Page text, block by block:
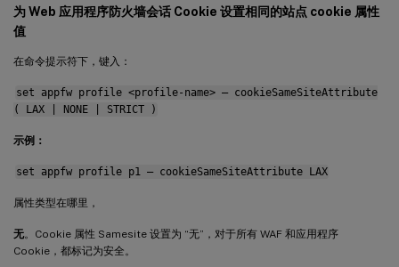
为 Web 应用程序防火墙会话 Cookie 设置相同的站点 cookie 属性
值
在命令提示符下，键入：
set appfw profile <profile-name> – cookieSameSiteAttribute
( LAX | NONE | STRICT )
示例：
set appfw profile p1 – cookieSameSiteAttribute LAX
属性类型在哪里，
无。Cookie 属性 Samesite 设置为 “无”，对于所有 WAF 和应用程序
Cookie，都标记为安全。